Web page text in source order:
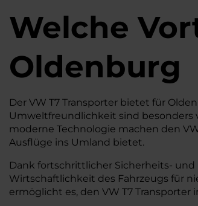
Welche
Oldenburg
Der VW T7 Transporter bietet für
Umweltfreundlichkeit sind besonders
moderne Technologie machen den
Ausflüge ins Umland bietet.
Dank fortschrittlicher Sicherheits-
Wirtschaftlichkeit des Fahrzeugs für
ermöglicht es, den VW T7